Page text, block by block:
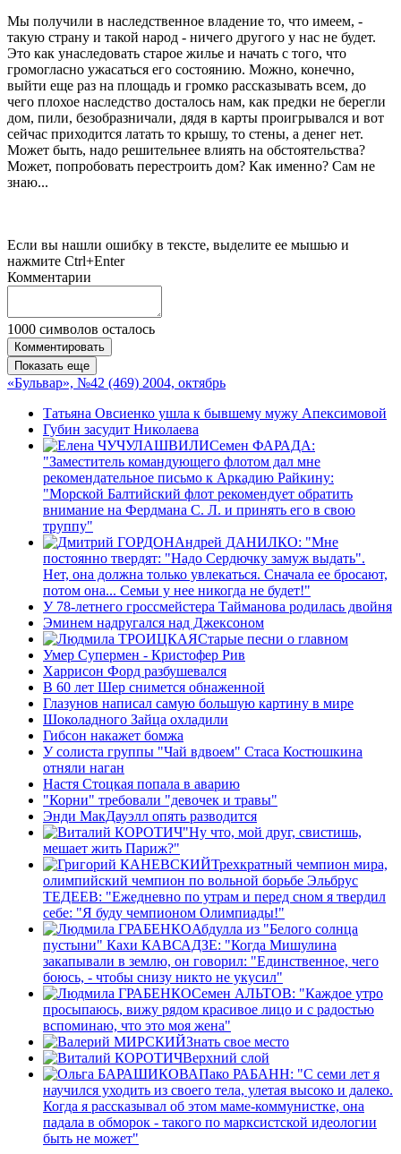
Мы получили в наследственное владение то, что имеем, -
такую страну и такой народ - ничего другого у нас не будет.
Это как унаследовать старое жилье и начать с того, что
громогласно ужасаться его состоянию. Можно, конечно,
выйти еще раз на площадь и громко рассказывать всем, до
чего плохое наследство досталось нам, как предки не берегли
дом, пили, безобразничали, дядя в карты проигрывался и вот
сейчас приходится латать то крышу, то стены, а денег нет.
Может быть, надо решительнее влиять на обстоятельства?
Может, попробовать перестроить дом? Как именно? Сам не
знаю...
Если вы нашли ошибку в тексте, выделите ее мышью и
нажмите Ctrl+Enter
Комментарии
1000 символов осталось
Комментировать
Показать еще
«Бульвар», №42 (469) 2004, октябрь
Татьяна Овсиенко ушла к бывшему мужу Апексимовой
Губин засудит Николаева
Семен ФАРАДА:
"Заместитель командующего флотом дал мне
рекомендательное письмо к Аркадию Райкину:
"Морской Балтийский флот рекомендует обратить
внимание на Фердмана С. Л. и принять его в свою
труппу"
Андрей ДАНИЛКО: "Мне
постоянно твердят: "Надо Сердючку замуж выдать".
Нет, она должна только увлекаться. Сначала ее бросают,
потом она... Семьи у нее никогда не будет!"
У 78-летнего гроссмейстера Тайманова родилась двойня
Эминем надругался над Джексоном
Старые песни о главном
Умер Супермен - Кристофер Рив
Харрисон Форд разбушевался
В 60 лет Шер снимется обнаженной
Глазунов написал самую большую картину в мире
Шоколадного Зайца охладили
Гибсон накажет бомжа
У солиста группы "Чай вдвоем" Стаса Костюшкина
отняли наган
Настя Стоцкая попала в аварию
"Корни" требовали "девочек и травы"
Энди МакДауэлл опять разводится
"Ну что, мой друг, свистишь,
мешает жить Париж?"
Трехкратный чемпион мира,
олимпийский чемпион по вольной борьбе Эльбрус
ТЕДЕЕВ: "Ежедневно по утрам и перед сном я твердил
себе: "Я буду чемпионом Олимпиады!"
Абдулла из "Белого солнца
пустыни" Кахи КАВСАДЗЕ: "Когда Мишулина
закапывали в землю, он говорил: "Единственное, чего
боюсь, - чтобы снизу никто не укусил"
Семен АЛЬТОВ: "Каждое утро
просыпаюсь, вижу рядом красивое лицо и с радостью
вспоминаю, что это моя жена"
Знать свое место
Верхний слой
Пако РАБАНН: "С семи лет я
научился уходить из своего тела, улетая высоко и далеко.
Когда я рассказывал об этом маме-коммунистке, она
падала в обморок - такого по марксистской идеологии
быть не может"